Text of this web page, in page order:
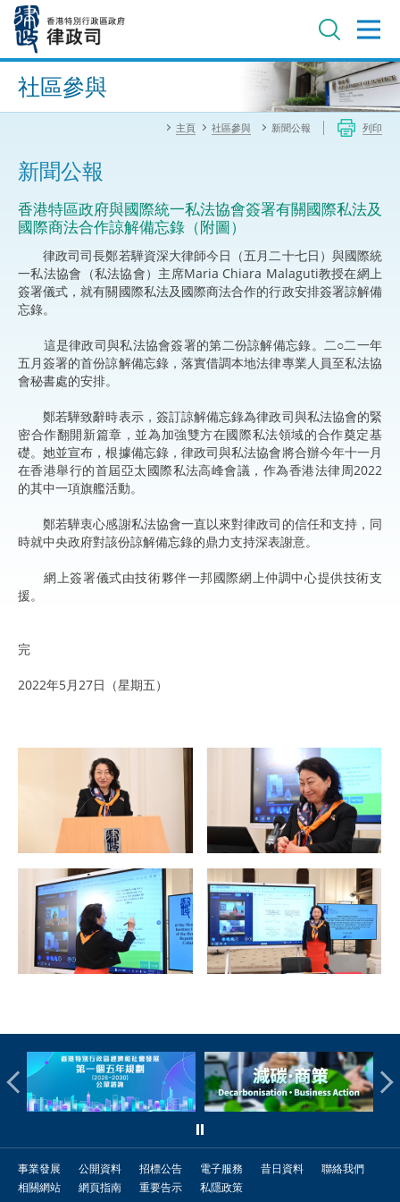
內
進階搜尋
社區參與
主頁 社區參與 新聞公報 列印
新聞公報
香港特區政府與國際統一私法協會簽署有關國際私法及
國際商法合作諒解備忘錄（附圖）
律政司司長鄭若驊資深大律師今日（五月二十七日）與國際統
一私法協會（私法協會）主席Maria Chiara Malaguti教授在網上
簽署儀式，就有關國際私法及國際商法合作的行政安排簽署諒解備
忘錄。
這是律政司與私法協會簽署的第二份諒解備忘錄。二○二一年
五月簽署的首份諒解備忘錄，落實借調本地法律專業人員至私法協
會秘書處的安排。
鄭若驊致辭時表示，簽訂諒解備忘錄為律政司與私法協會的緊
密合作翻開新篇章，並為加強雙方在國際私法領域的合作奠定基
礎。她並宣布，根據備忘錄，律政司與私法協會將合辦今年十一月
在香港舉行的首屆亞太國際私法高峰會議，作為香港法律周2022
的其中一項旗艦活動。
鄭若驊衷心感謝私法協會一直以來對律政司的信任和支持，同
時就中央政府對該份諒解備忘錄的鼎力支持深表謝意。
網上簽署儀式由技術夥伴一邦國際網上仲調中心提供技術支
援。
完
2022年5月27日（星期五）
事業發展 公開資料 招標公告 電子服務 昔日資料
聯絡我們
相關網站
網頁指南 重要告示 私隱政策